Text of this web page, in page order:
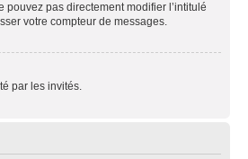
pas directement modifier l’intitulé
votre compteur de messages.
par les invités.